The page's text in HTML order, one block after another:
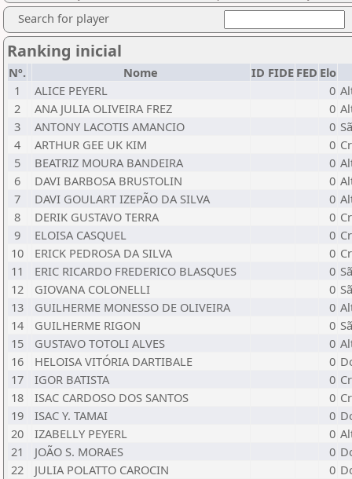
Search for player
Ranking inicial
Nº. Nome ID FIDE FED Elo
1
ALICE PEYERL 0
2
ANA JULIA OLIVEIRA FREZ 0
3
ANTONY LACOTIS AMANCIO 0
4
ARTHUR GEE UK KIM 0
5
BEATRIZ MOURA BANDEIRA 0
6
DAVI BARBOSA BRUSTOLIN 0
7
DAVI GOULART IZEPÃO DA SILVA 0
8
DERIK GUSTAVO TERRA 0
9
ELOISA CASQUEL 0
10
ERICK PEDROSA DA SILVA 0
11
ERIC RICARDO FREDERICO BLASQUES 0
12
GIOVANA COLONELLI 0
13
GUILHERME MONESSO DE OLIVEIRA 0
14
GUILHERME RIGON 0
15
GUSTAVO TOTOLI ALVES 0
16
HELOISA VITÓRIA DARTIBALE 0
17
IGOR BATISTA 0
18
ISAC CARDOSO DOS SANTOS 0
19
ISAC Y. TAMAI 0
20
IZABELLY PEYERL 0
21
JOÃO S. MORAES 0
22
JULIA POLATTO CAROCIN 0